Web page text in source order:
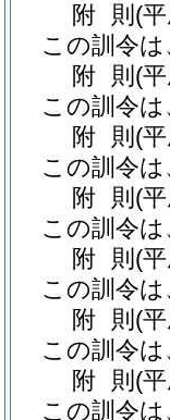
附 則 (
この訓令
附 則 (
この訓令
附 則 (
この訓令
附 則 (
この訓令
附 則 (
この訓令
附 則 (
この訓令
附 則 (
この訓令